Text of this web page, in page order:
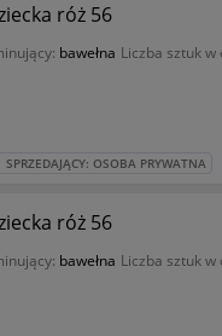
róż 56
bawełna Liczba sztuk w
SPRZEDAJĄCY: OSOBA PRYWATNA
róż 56
bawełna Liczba sztuk w